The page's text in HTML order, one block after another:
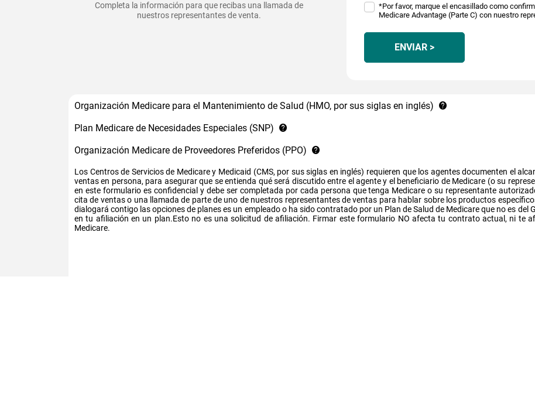
Completa la información para que recibas una llamada de
nuestros representantes de venta.
*Por favor, marque el encasillado como
Medicare Advantage (Parte C) con nuestro
ENVIAR >
Organización Medicare para el Mantenimiento de Salud (HMO, por sus siglas en inglés)
Plan Medicare de Necesidades Especiales (SNP)
Organización Medicare de Proveedores Preferidos (PPO)
Los Centros de Servicios de Medicare y Medicaid (CMS, por sus siglas en inglés) requieren que los agentes documenten el
ventas en persona, para asegurar que se entienda qué será discutido entre el agente y el beneficiario de Medicare (o su
en este formulario es confidencial y debe ser completada por cada persona que tenga Medicare o su representante
cita de ventas o una llamada de parte de uno de nuestros representantes de ventas para hablar sobre los productos
dialogará contigo las opciones de planes es un empleado o ha sido contratado por un Plan de Salud de Medicare que no es del
en tu afiliación en un plan.Esto no es una solicitud de afiliación. Firmar este formulario NO afecta tu contrato actual, ni te
Medicare.